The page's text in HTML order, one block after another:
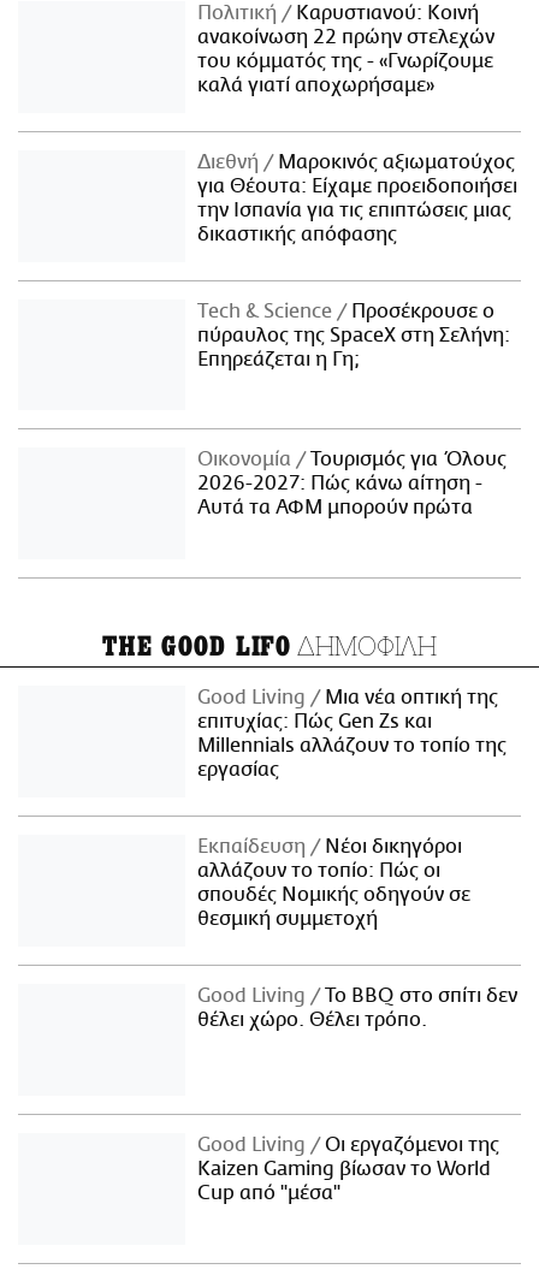
Πολιτική
Καρυστιανού: Κοινή
ανακοίνωση 22 πρώην στελεχών
του κόμματός της - «Γνωρίζουμε
καλά γιατί αποχωρήσαμε»
Διεθνή
Μαροκινός αξιωματούχος
για Θέουτα: Είχαμε προειδοποιήσει
την Ισπανία για τις επιπτώσεις μιας
δικαστικής απόφασης
Τech & Science
Προσέκρουσε ο
πύραυλος της SpaceX στη Σελήνη:
Επηρεάζεται η Γη;
Οικονομία
Τουρισμός για Όλους
2026-2027: Πώς κάνω αίτηση -
Αυτά τα ΑΦΜ μπορούν πρώτα
THE GOOD LIFO ΔΗΜΟΦΙΛΗ
Good Living
Μια νέα οπτική της
επιτυχίας: Πώς Gen Zs και
Millennials αλλάζουν το τοπίο της
εργασίας
Εκπαίδευση
Νέοι δικηγόροι
αλλάζουν το τοπίο: Πώς οι
σπουδές Νομικής οδηγούν σε
θεσμική συμμετοχή
Good Living
Το BBQ στο σπίτι δεν
θέλει χώρο. Θέλει τρόπο.
Good Living
Οι εργαζόμενοι της
Kaizen Gaming βίωσαν το World
Cup από "μέσα"